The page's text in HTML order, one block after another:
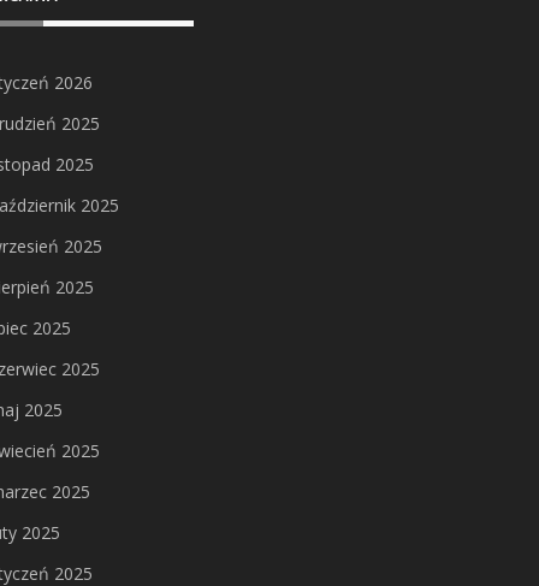
2026
2025
2025
2025
2025
2025
2025
2025
2025
2025
2025
2025
2025